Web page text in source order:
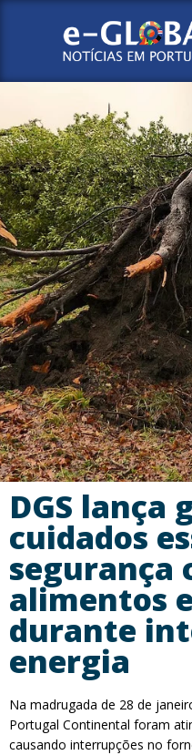
DGS lança
cuidados
segurança
alimentos
durante
energia
Na madrugada de 28 de
Portugal Continental foram
causando interrupções no